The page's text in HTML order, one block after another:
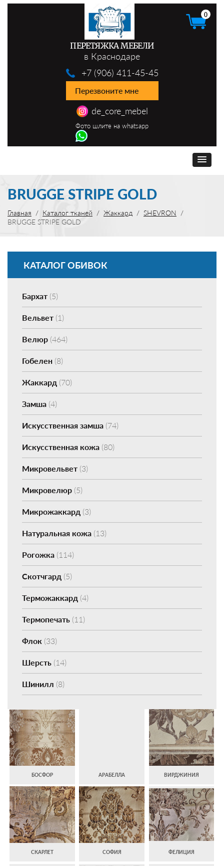
ПЕРЕТЯЖКА МЕБЕЛИ
в Краснодаре
de_core_mebel
Фото шлите на whatsapp
+7 (906) 411-45-45
Перезвоните мне
0
BRUGGE STRIPE GOLD
Главная Каталог тканей Жаккард
SHEVRON
BRUGGE STRIPE GOLD
КАТАЛОГ ОБИВОК
Бархат (5)
Вельвет (1)
Велюр (464)
Гобелен (8)
Жаккард (70)
Замша (4)
Искусственная замша (74)
Искусственная кожа (80)
Микровельвет (3)
Микровелюр (5)
Микрожаккард (3)
Натуральная кожа (13)
Рогожка (114)
Скотчгард (5)
Терможаккард (4)
Термопечать (11)
Флок (33)
Шерсть (14)
Шинилл (8)
БОСФОР АРАБЕЛЛА ВИРДЖИНИЯ
СКАРЛЕТ СОФИЯ ФЕЛИЦИЯ